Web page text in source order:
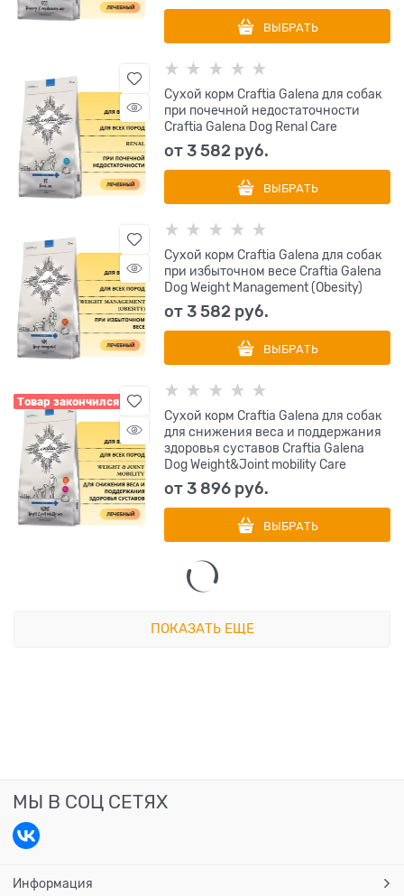
ВЫБРАТЬ
Сухой корм Craftia Galena для собак
при почечной недостаточности
Craftia Galena Dog Renal Care
от3 582 руб.
ВЫБРАТЬ
Сухой корм Craftia Galena для собак
при избыточном весе Craftia Galena
Dog Weight Management (Obesity)
от3 582 руб.
ВЫБРАТЬ
Товар закончился
Сухой корм Craftia Galena для собак
для снижения веса и поддержания
здоровья суставов Craftia Galena
Dog Weight&Joint mobility Care
от3 896 руб.
ВЫБРАТЬ
ПОКАЗАТЬ ЕЩЕ
МЫ В СОЦ СЕТЯХ
Информация